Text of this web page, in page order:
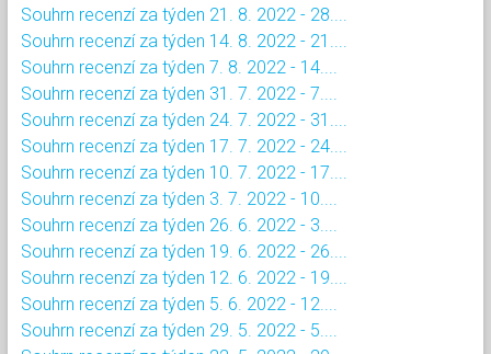
Souhrn recenzí za týden 21. 8. 2022 - 28....
Souhrn recenzí za týden 14. 8. 2022 - 21....
Souhrn recenzí za týden 7. 8. 2022 - 14....
Souhrn recenzí za týden 31. 7. 2022 - 7....
Souhrn recenzí za týden 24. 7. 2022 - 31....
Souhrn recenzí za týden 17. 7. 2022 - 24....
Souhrn recenzí za týden 10. 7. 2022 - 17....
Souhrn recenzí za týden 3. 7. 2022 - 10....
Souhrn recenzí za týden 26. 6. 2022 - 3....
Souhrn recenzí za týden 19. 6. 2022 - 26....
Souhrn recenzí za týden 12. 6. 2022 - 19....
Souhrn recenzí za týden 5. 6. 2022 - 12....
Souhrn recenzí za týden 29. 5. 2022 - 5....